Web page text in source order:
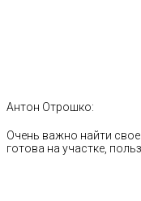
Антон Отрошко:
Очень важно найти
готова на участке,